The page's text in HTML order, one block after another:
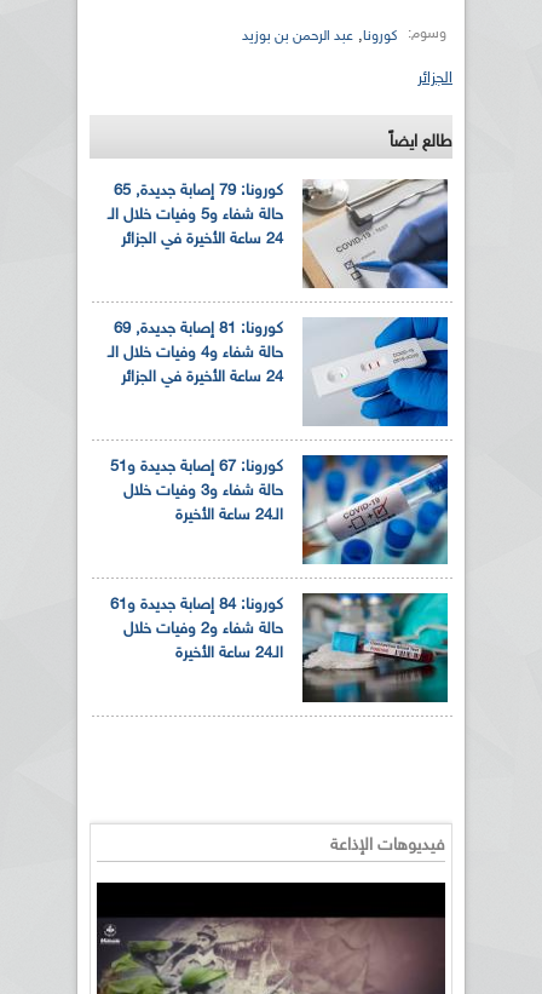
وسوم: كورونا, عبد الرحمن بن بوزيد
الجزائر
طالع ايضاً
كورونا: 79 إصابة جديدة, 65
حالة شفاء و5 وفيات خلال الـ
24 ساعة الأخيرة في الجزائر
كورونا: 81 إصابة جديدة, 69
حالة شفاء و4 وفيات خلال الـ
24 ساعة الأخيرة في الجزائر
كورونا: 67 إصابة جديدة و51
حالة شفاء و3 وفيات خلال
الـ24 ساعة الأخيرة
كورونا: 84 إصابة جديدة و61
حالة شفاء و2 وفيات خلال
الـ24 ساعة الأخيرة
فيديوهات الإذاعة